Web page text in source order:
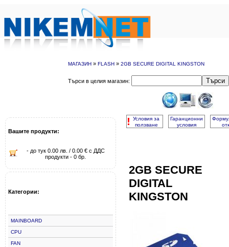
МАГАЗИН » FLASH » 2GB SECURE DIGITAL KINGSTON
Търси в целия магазин: Търси
Вашите продукти:
- до тук 0.00 лв. / 0.00 € с ДДС
продукти - 0 бр.
Категории:
MAINBOARD
CPU
FAN
!
Условия за
ползване
Гаранционни
условия
2GB SECURE
DIGITAL
KINGSTON